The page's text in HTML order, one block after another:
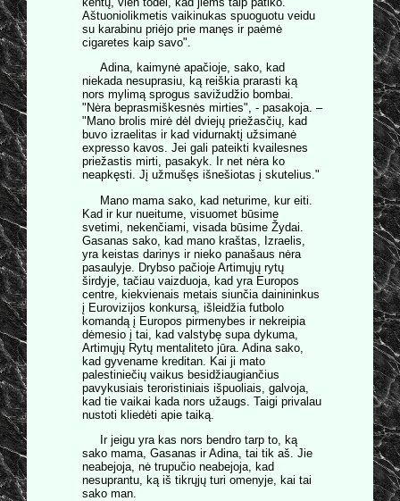
Aštuoniolikmetis vaikinukas spuoguotu veidu
su karabinu priėjo prie manęs ir paėmė
cigaretes kaip savo".
Adina, kaimynė apačioje, sako, kad
niekada nesuprasiu, ką reiškia prarasti ką
nors mylimą sprogus savižudžio bombai.
"Nėra beprasmiškesnės mirties", - pasakoja. –
"Mano brolis mirė dėl dviejų priežasčių, kad
buvo izraelitas ir kad vidurnaktį užsimanė
expresso kavos. Jei gali pateikti kvailesnes
priežastis mirti, pasakyk. Ir net nėra ko
neapkęsti. Jį užmušęs išnešiotas į skutelius."
Mano mama sako, kad neturime, kur eiti.
Kad ir kur nueitume, visuomet būsime
svetimi, nekenčiami, visada būsime Žydai.
Gasanas sako, kad mano kraštas, Izraelis,
yra keistas darinys ir nieko panašaus nėra
pasaulyje. Drybso pačioje Artimųjų rytų
širdyje, tačiau vaizduoja, kad yra Europos
centre, kiekvienais metais siunčia dainininkus
į Eurovizijos konkursą, išleidžia futbolo
komandą į Europos pirmenybes ir nekreipia
dėmesio į tai, kad valstybę supa dykuma,
Artimųjų Rytų mentaliteto jūra. Adina sako,
kad gyvename kreditan. Kai ji mato
palestiniečių vaikus besidžiaugiančius
pavykusiais teroristiniais išpuoliais, galvoja,
kad tie vaikai kada nors užaugs. Taigi privalau
nustoti kliedėti apie taiką.
Ir jeigu yra kas nors bendro tarp to, ką
sako mama, Gasanas ir Adina, tai tik aš. Jie
neabejoja, nė trupučio neabejoja, kad
nesuprantu, ką iš tikrųjų turi omenyje, kai tai
sako man.